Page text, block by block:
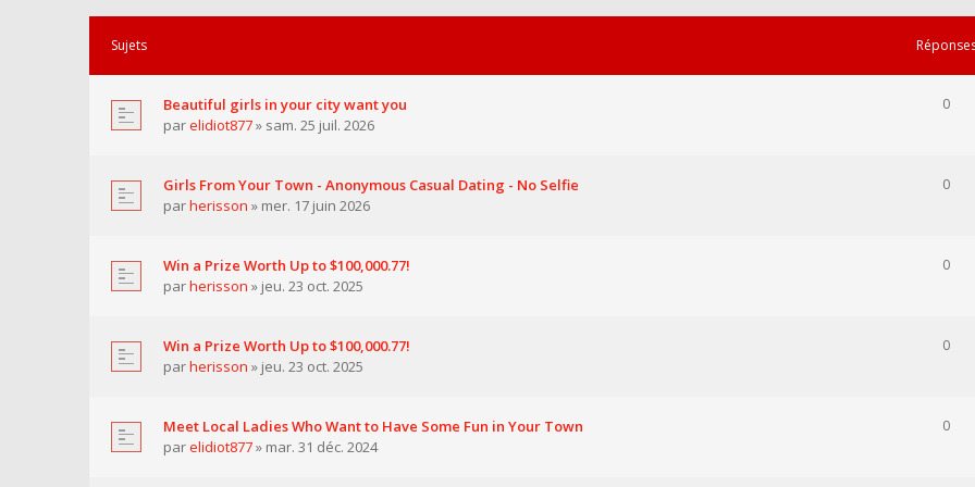
Sujets
Beautiful girls in your city want you
parelidiot877» sam. 25 juil. 2026
0
Girls From Your Town - Anonymous Casual Dating - No Selfie
parherisson » mer. 17 juin 2026
0
Win a Prize Worth Up to $100,000.77!
parherisson » jeu. 23 oct. 2025
0
Win a Prize Worth Up to $100,000.77!
parherisson » jeu. 23 oct. 2025
0
Meet Local Ladies Who Want to Have Some Fun in Your Town
parelidiot877» mar. 31 déc. 2024
0